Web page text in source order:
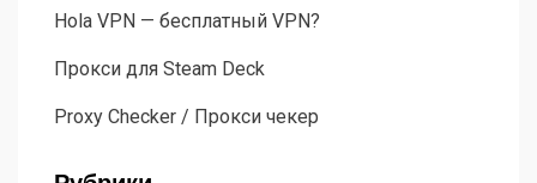
Hola VPN — бесплатный VPN?
Прокси для Steam Deck
Proxy Checker / Прокси чекер